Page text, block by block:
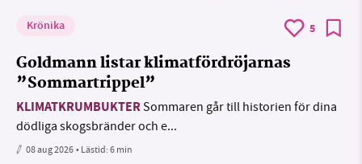
Krönika 5
Goldmann listar klimatfördröjarnas
”Sommartrippel”
KLIMATKRUMBUKTERSommaren går till historien för dina
dödliga skogsbränder och e...
08 aug 2026• Lästid:6 min